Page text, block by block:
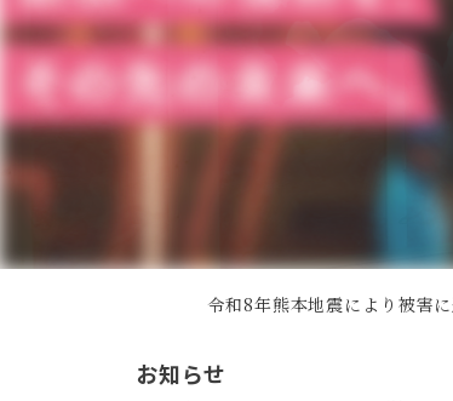
令和8年熊本地震により被害
お知らせ